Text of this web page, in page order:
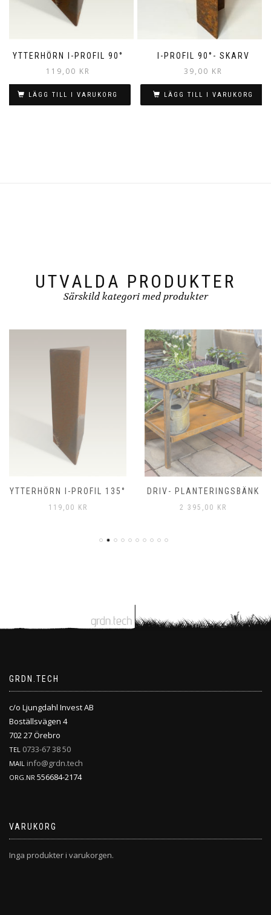
YTTERHÖRN I-PROFIL 90°
119,00 KR
LÄGG TILL I VARUKORG
I-PROFIL 90°- SKARV
39,00 KR
LÄGG TILL I VARUKORG
UTVALDA PRODUKTER
Särskild kategori med produkter
YTTERHÖRN I-PROFIL 135°
119,00 KR
DRIV- PLANTERINGSBÄNK
2 395,00 KR
GRDN.TECH
c/o Ljungdahl Invest AB
Boställsvägen 4
702 27 Örebro
TEL 0733-67 38 50
MAIL info@grdn.tech
ORG.NR 556684-2174
VARUKORG
Inga produkter i varukorgen.